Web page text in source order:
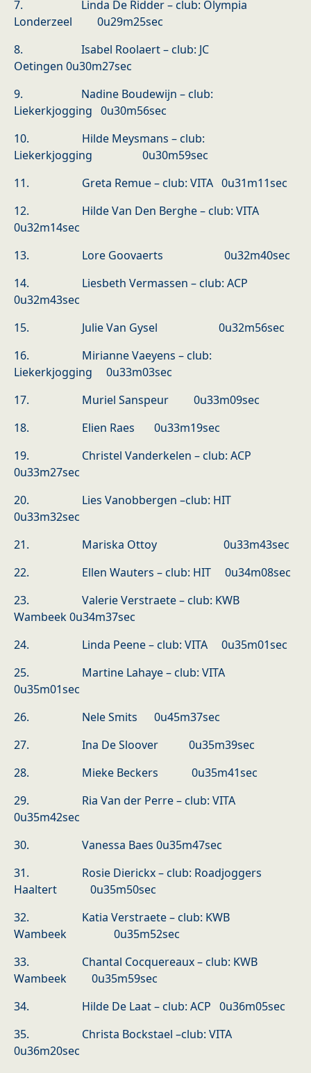
7. Linda De Ridder – club: Olympia
Londerzeel 0u29m25sec
8. Isabel Roolaert – club: JC
Oetingen 0u30m27sec
9. Nadine Boudewijn – club:
Liekerkjogging 0u30m56sec
10. Hilde Meysmans – club:
Liekerkjogging 0u30m59sec
11. Greta Remue – club: VITA 0u31m11sec
12. Hilde Van Den Berghe – club: VITA
0u32m14sec
13. Lore Goovaerts 0u32m40sec
14. Liesbeth Vermassen – club: ACP
0u32m43sec
15. Julie Van Gysel 0u32m56sec
16. Mirianne Vaeyens – club:
Liekerkjogging 0u33m03sec
17. Muriel Sanspeur 0u33m09sec
18. Elien Raes 0u33m19sec
19. Christel Vanderkelen – club: ACP
0u33m27sec
20. Lies Vanobbergen –club: HIT
0u33m32sec
21. Mariska Ottoy 0u33m43sec
22. Ellen Wauters – club: HIT 0u34m08sec
23. Valerie Verstraete – club: KWB
Wambeek 0u34m37sec
24. Linda Peene – club: VITA 0u35m01sec
25. Martine Lahaye – club: VITA
0u35m01sec
26. Nele Smits 0u45m37sec
27. Ina De Sloover 0u35m39sec
28. Mieke Beckers 0u35m41sec
29. Ria Van der Perre – club: VITA
0u35m42sec
30. Vanessa Baes 0u35m47sec
31. Rosie Dierickx – club: Roadjoggers
Haaltert 0u35m50sec
32. Katia Verstraete – club: KWB
Wambeek 0u35m52sec
33. Chantal Cocquereaux – club: KWB
Wambeek 0u35m59sec
34. Hilde De Laat – club: ACP 0u36m05sec
35. Christa Bockstael –club: VITA
0u36m20sec